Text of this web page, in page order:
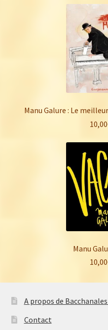
Manu Galure : Le
10,00
Manu
10,00
A propos de
Contact